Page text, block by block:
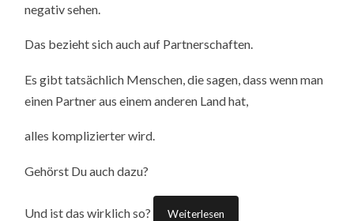
negativ sehen.
Das bezieht sich auch auf Partnerschaften.
Es gibt tatsächlich Menschen, die sagen, dass wenn man
einen Partner aus einem anderen Land hat,
alles komplizierter wird.
Gehörst Du auch dazu?
Und ist das wirklich so? Weiterlesen